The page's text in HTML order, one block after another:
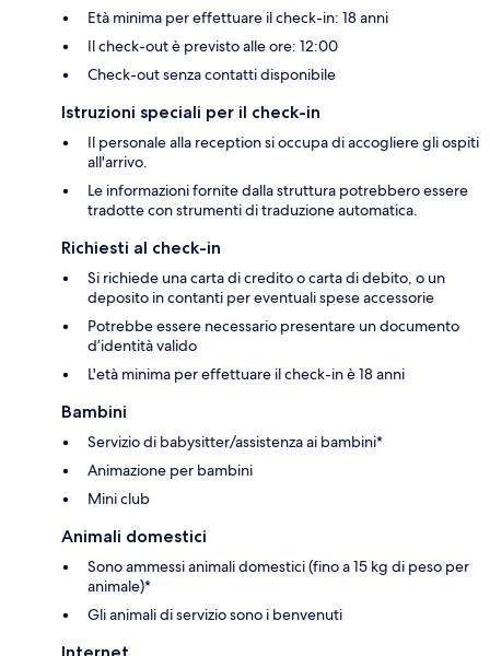
Età minima per effettuare il check-in: 18 anni
Il check-out è previsto alle ore: 12:00
Check-out senza contatti disponibile
Istruzioni speciali per il check-in
Il personale alla reception si occupa di accogliere gli ospiti
all'arrivo.
Le informazioni fornite dalla struttura potrebbero essere
tradotte con strumenti di traduzione automatica.
Richiesti al check-in
Si richiede una carta di credito o carta di debito, o un
deposito in contanti per eventuali spese accessorie
Potrebbe essere necessario presentare un documento
d’identità valido
L'età minima per effettuare il check-in è 18 anni
Bambini
Servizio di babysitter/assistenza ai bambini*
Animazione per bambini
Mini club
Animali domestici
Sono ammessi animali domestici (fino a 15 kg di peso per
animale)*
Gli animali di servizio sono i benvenuti